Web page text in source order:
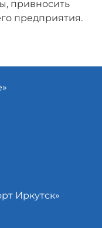
привносить
предприятия.
Иркутск»